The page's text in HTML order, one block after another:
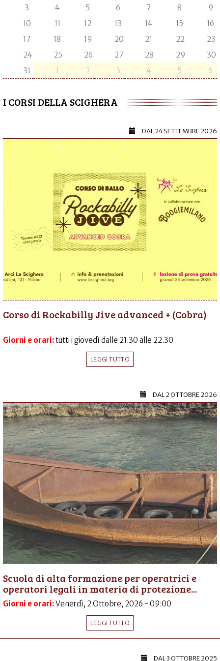
3 4 5 6 7 8
9
10
11 12 13 14 15
16
17
18 19 20 21 22
23
24
25 26 27 28 29
30
31
1 2 3 4 5 6
I CORSI DELLA SCIGHERA
DAL24 SETTEMBRE 2026
Corso di Rockabilly Jive advanced + (Cobra)
Giorni e orari:tutti i giovedì dalle 21.30 alle 22.30
LEGGI TUTTO
DAL2 OTTOBRE 2026
Scuola di alta formazione per operatrici e
operatori legali in materia di protezione...
Giorni e orari:Venerdì, 2 Ottobre, 2026 - 09:00
LEGGI TUTTO
DAL3 OTTOBRE 2025